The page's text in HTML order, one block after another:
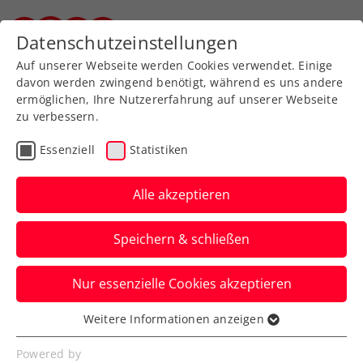
Zurück zur Newsübersicht
Turniere
Road to Erste Bank Open:
Qualifikationsturniere
anmelden
Nach erfolgreicher Premiere 2024 kehrt
das „Champions of Vienna“-Minicourt-
Turnier zurück – aber noch größer!
Datenschutzeinstellungen
Auf unserer Webseite werden Cookies verwendet. Einige
davon werden zwingend benötigt, während es uns andere
ermöglichen, Ihre Nutzererfahrung auf unserer Webseite
zu verbessern.
Essenziell Statistiken
Alle akzeptieren
Speichern & schließen
Nur essenzielle Cookies akzeptieren
Essenziell
Essenzielle Cookies werden für grundlegende
Weitere Informationen anzeigen
Powered by